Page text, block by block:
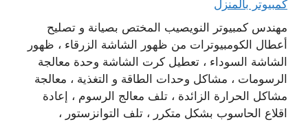
كمبيوتر بالمنزل
مهندس كمبيوتر النويصيب المختص بصيانة و تصليح
أعطال الكومبيوترات من ظهور الشاشة الزرقاء ، ظهور
الشاشة السوداء ، تعطيل كرت الشاشة وحدة معالجة
الرسومات ، مشاكل وحدات الطاقة و التغذية ، معالجة
مشاكل الحرارة الزائدة ، تلف معالج الرسوم ، إعادة
اقلاع الحاسوب بشكل متكرر ، تلف التوانزستور ،